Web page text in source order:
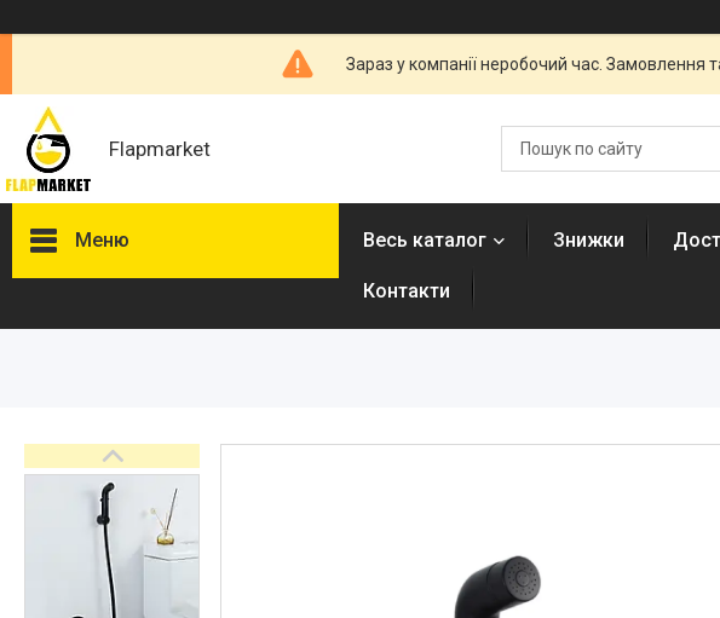
Зараз у компанії неробочий час. Замовлення
Flapmarket
Меню
Душові трапи, дренажні
канали
Аксесуари для ванної
кімнати
Запчастини та комплектуючі
Весь каталог Знижки
Контакти